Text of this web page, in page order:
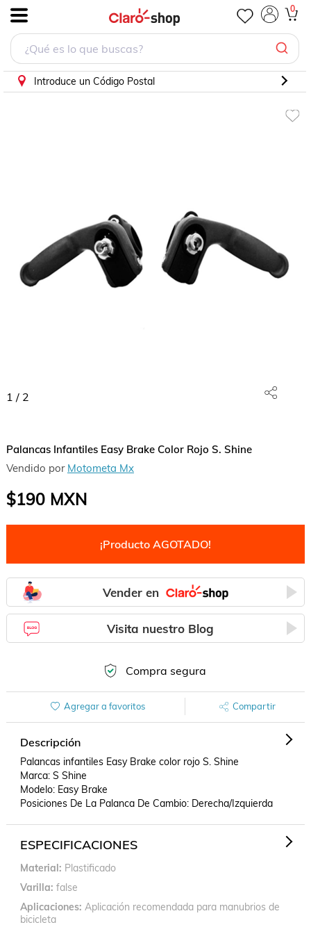
0
Introduce un Código Postal
1 / 2
Palancas Infantiles Easy Brake Color Rojo S. Shine
Vendido por Motometa Mx
$190MXN
¡Producto AGOTADO!
Vender en
Visita nuestro Blog
Compra segura
Agregar a favoritos Compartir
Descripción
Palancas infantiles Easy Brake color rojo S. Shine
Marca: S Shine
Modelo: Easy Brake
Posiciones De La Palanca De Cambio: Derecha/Izquierda
ESPECIFICACIONES
Material Plastificado
Varilla false
Aplicaciones Aplicación recomendada para manubrios de
bicicleta
Palancas Infantiles Easy Brake Color Rojo S. Shine